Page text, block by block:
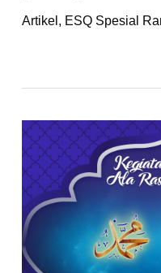
Artikel , ESQ Spesial